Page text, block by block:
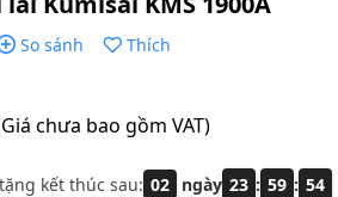
So sánh
Thích
chưa bao gồm VAT)
kết thúc sau: 02 ngày 23 : 59 : 53